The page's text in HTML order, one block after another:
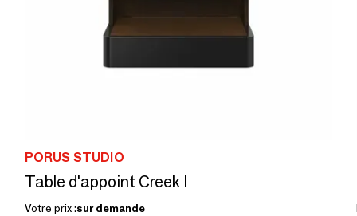
PORUS STUDIO
Table d'appoint Creek I
Votre prix :sur demande